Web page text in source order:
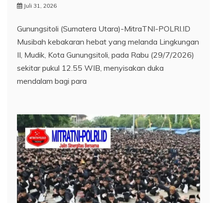
Juli 31, 2026
Gunungsitoli (Sumatera Utara)-MitraTNI-POLRI.ID
Musibah kebakaran hebat yang melanda Lingkungan
II, Mudik, Kota Gunungsitoli, pada Rabu (29/7/2026)
sekitar pukul 12.55 WIB, menyisakan duka
mendalam bagi para